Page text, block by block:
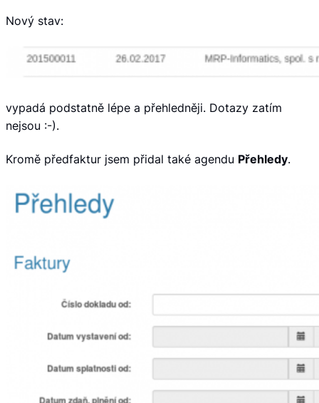
Nový stav:
vypadá podstatně lépe a přehledněji. Dotazy zatím
nejsou :-).
Kromě předfaktur jsem přidal také agendu Přehledy.